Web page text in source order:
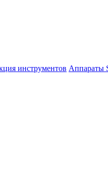
инструментов Аппараты